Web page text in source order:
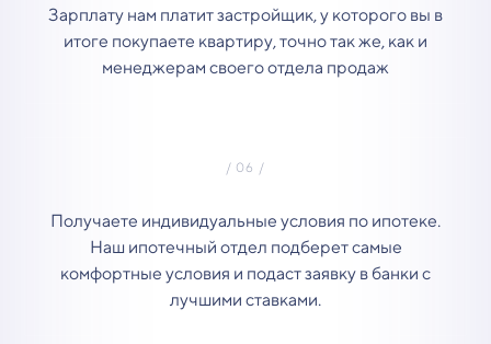
Зарплату нам платит застройщик, у которого вы в
итоге покупаете квартиру, точно так же, как и
менеджерам своего отдела продаж
Получаете индивидуальные условия по ипотеке.
Наш ипотечный отдел подберет самые
комфортные условия и подаст заявку в банки с
лучшими ставками.